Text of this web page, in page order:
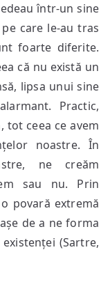
într-un sine
care le-au tras
foarte diferite.
că nu există un
lipsa unui sine
Practic,
tot ceea ce avem
noastre. În
ne creăm
sau nu. Prin
povară extremă
de a ne forma
(Sartre,